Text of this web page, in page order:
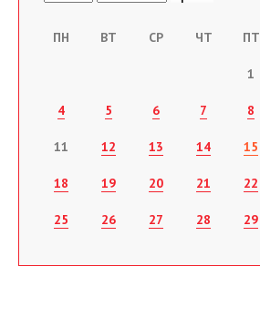
ПН ВТ СР ЧТ ПТ
1
4 5 6 7 8
11 12 13 14 15
18 19 20 21 22
25 26 27 28 29